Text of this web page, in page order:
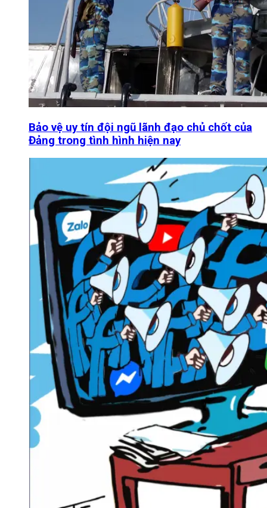
Bảo vệ uy tín đội ngũ lãnh đạo chủ chốt của
Đảng trong tình hình hiện nay